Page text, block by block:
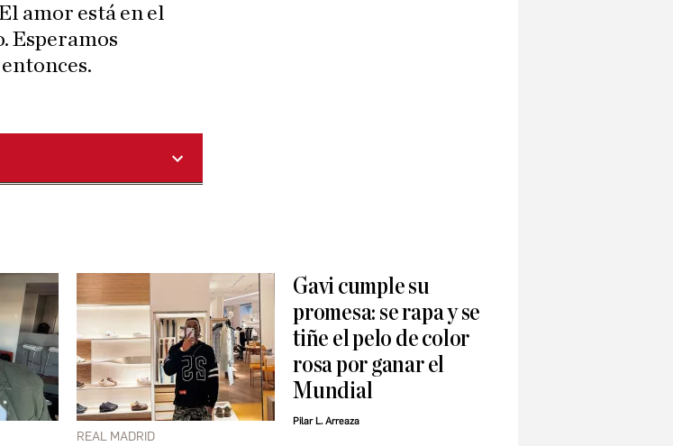
amor está en el
Esperamos
REAL MADRID
Gavi cumple su
promesa: se rapa y se
tiñe el pelo de color
rosa por ganar el
Mundial
Pilar L. Arreaza